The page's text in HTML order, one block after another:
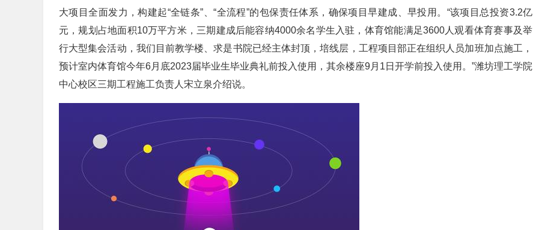
大项目全面发力，构建起“全链条”、“全流程”的包保责任体系，确保项目早建成、早投用。“该项目总投资3.2亿
元，规划占地面积10万平方米，三期建成后能容纳4000余名学生入驻，体育馆能满足3600人观看体育赛事及举
行大型集会活动，我们目前教学楼、求是书院已经主体封顶，培线层，工程项目部正在组织人员加班加点施工，
预计室内体育馆今年6月底2023届毕业生毕业典礼前投入使用，其余楼座9月1日开学前投入使用。”潍坊理工学院
中心校区三期工程施工负责人宋立泉介绍说。